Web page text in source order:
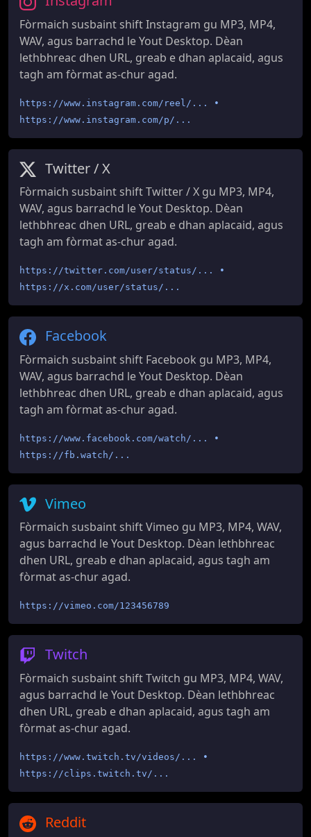
Fòrmaich susbaint shift Instagram gu MP3, MP4,
WAV, agus barrachd le Yout Desktop. Dèan
lethbhreac dhen URL, greab e dhan aplacaid, agus
tagh am fòrmat as-chur agad.
https://www.instagram.com/reel/... •
https://www.instagram.com/p/...
Twitter / X
Fòrmaich susbaint shift Twitter / X gu MP3, MP4,
WAV, agus barrachd le Yout Desktop. Dèan
lethbhreac dhen URL, greab e dhan aplacaid, agus
tagh am fòrmat as-chur agad.
https://twitter.com/user/status/... •
https://x.com/user/status/...
Facebook
Fòrmaich susbaint shift Facebook gu MP3, MP4,
WAV, agus barrachd le Yout Desktop. Dèan
lethbhreac dhen URL, greab e dhan aplacaid, agus
tagh am fòrmat as-chur agad.
https://www.facebook.com/watch/... •
https://fb.watch/...
Vimeo
Fòrmaich susbaint shift Vimeo gu MP3, MP4, WAV,
agus barrachd le Yout Desktop. Dèan lethbhreac
dhen URL, greab e dhan aplacaid, agus tagh am
fòrmat as-chur agad.
https://vimeo.com/123456789
Twitch
Fòrmaich susbaint shift Twitch gu MP3, MP4, WAV,
agus barrachd le Yout Desktop. Dèan lethbhreac
dhen URL, greab e dhan aplacaid, agus tagh am
fòrmat as-chur agad.
https://www.twitch.tv/videos/... •
https://clips.twitch.tv/...
Reddit